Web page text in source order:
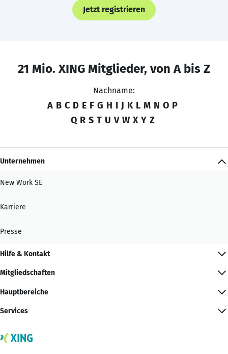
Jetzt registrieren
21 Mio. XING Mitglieder, von A bis Z
Nachname:
A B C D E F G H I J K L M N O P
Q R S T U V W X Y Z
Unternehmen
New Work SE
Karriere
Presse
Hilfe & Kontakt
Mitgliedschaften
Hauptbereiche
Services